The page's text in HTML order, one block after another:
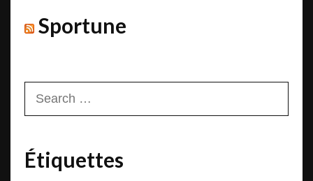
Sportune
for:
Étiquettes